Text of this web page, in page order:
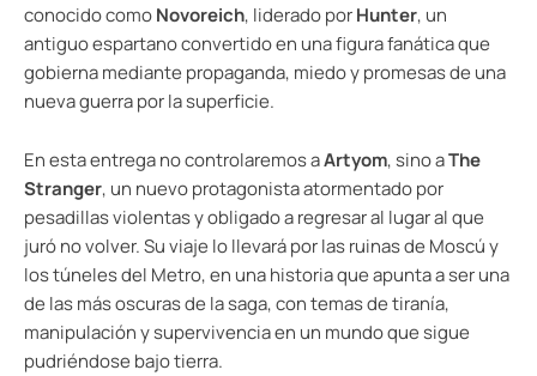
conocido comoNovoreich, liderado porHunter, un
antiguo espartano convertido en una figura fanática que
gobierna mediante propaganda, miedo y promesas de una
nueva guerra por la superficie.
En esta entrega no controlaremos aArtyom, sino aThe
Stranger, un nuevo protagonista atormentado por
pesadillas violentas y obligado a regresar al lugar al que
juró no volver. Su viaje lo llevará por las ruinas de Moscú y
los túneles del Metro, en una historia que apunta a ser una
de las más oscuras de la saga, con temas de tiranía,
manipulación y supervivencia en un mundo que sigue
pudriéndose bajo tierra.